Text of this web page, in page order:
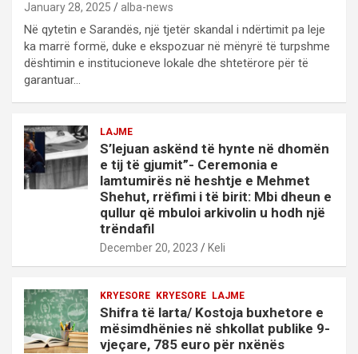
January 28, 2025 alba-news
Në qytetin e Sarandës, një tjetër skandal i ndërtimit pa leje
ka marrë formë, duke e ekspozuar në mënyrë të turpshme
dështimin e institucioneve lokale dhe shtetërore për të
garantuar…
LAJME
S’lejuan askënd të hynte në dhomën
e tij të gjumit”- Ceremonia e
lamtumirës në heshtje e Mehmet
Shehut, rrëfimi i të birit: Mbi dheun e
qullur që mbuloi arkivolin u hodh një
trëndafil
December 20, 2023 Keli
KRYESORE KRYESORE LAJME
Shifra të larta/ Kostoja buxhetore e
mësimdhënies në shkollat publike 9-
vjeçare, 785 euro për nxënës